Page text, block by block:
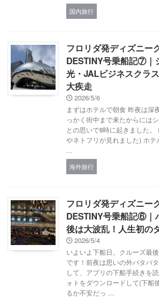
国内旅行
フロリダ発ディズニー
DESTINY号乗船記⑦｜
光・JALビジネスクラ
大疾走
2026/5/6
まずはホテルで朝食 昨夜は深
っかく街中まで来たからには
との思いで8時に起きました。
やネトフリが見れました) ホ
...
海外旅行
フロリダ発ディズニー
DESTINY号乗船記⑥｜
後は大波乱！人生初の
2026/5/4
いよいよ下船日。クルーズ最
です！前夜は思いの外バタバ
して、アプリの下船手続きを
ォトをダウンロードして(下船
るか不安だっ ...